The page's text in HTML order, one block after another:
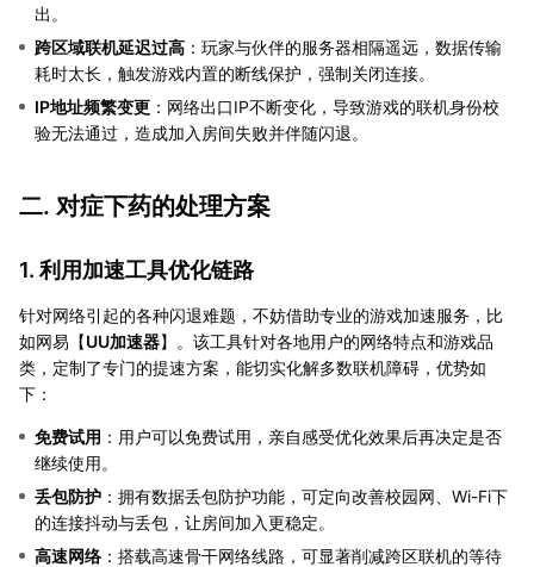
出。
跨区域联机延迟过高 ：玩家与伙伴的服务器相隔遥远，数据传输
耗时太长，触发游戏内置的断线保护，强制关闭连接。
IP地址频繁变更 ：网络出口IP不断变化，导致游戏的联机身份校
验无法通过，造成加入房间失败并伴随闪退。
二. 对症下药的处理方案
1. 利用加速工具优化链路
针对网络引起的各种闪退难题，不妨借助专业的游戏加速服务，比
如网易【UU加速器】。该工具针对各地用户的网络特点和游戏品
类，定制了专门的提速方案，能切实化解多数联机障碍，优势如
下：
免费试用 ：用户可以免费试用，亲自感受优化效果后再决定是否
继续使用。
丢包防护 ：拥有数据丢包防护功能，可定向改善校园网、Wi-Fi下
的连接抖动与丢包，让房间加入更稳定。
高速网络 ：搭载高速骨干网络线路，可显著削减跨区联机的等待